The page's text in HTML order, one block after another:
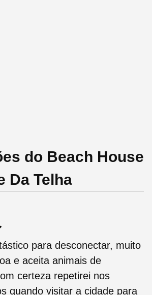
do Beach House
Da Telha
para desconectar, muito
e aceita animais de
certeza repetirei nos
quando visitar a cidade para